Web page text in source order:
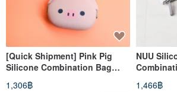
[Quick Shipment] Pink Pig
Silicone Combination Bag
Charm Small Bag/Golden Bag
1,306฿
NUU
Bright Grey
1,466฿